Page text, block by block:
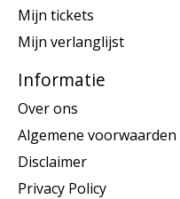
Mijn tickets
Mijn verlanglijst
Informatie
Over ons
Algemene voorwaarden
Disclaimer
Privacy Policy